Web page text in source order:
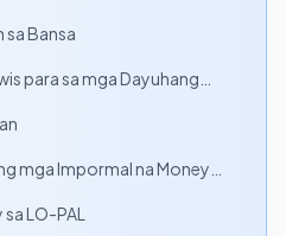
sa Bansa
para sa mga Dayuhang
mga Impormal na Money
LO-PAL